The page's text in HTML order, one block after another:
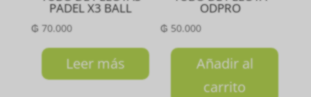
PADEL X3 BALL
₲70.000
Leer más
ODPRO
₲ 50.000
Añadir al
carrito